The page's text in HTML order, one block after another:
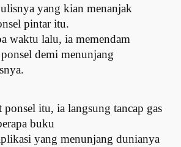
yang kian menanjak
pintar itu.
waktu lalu, ia memendam
demi menunjang
ponsel itu, ia langsung tancap gas
buku
yang menunjang dunianya